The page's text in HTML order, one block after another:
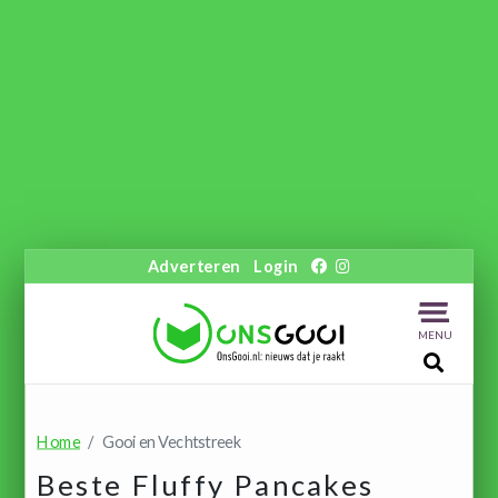
Adverteren Login
MENU
Home Gooi en Vechtstreek
Beste Fluffy Pancakes